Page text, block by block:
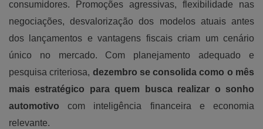
consumidores. Promoções agressivas, flexibilidade nas
negociações, desvalorização dos modelos atuais antes
dos lançamentos e vantagens fiscais criam um cenário
único no mercado. Com planejamento adequado e
pesquisa criteriosa, dezembro se consolida como o mês
mais estratégico para quem busca realizar o sonho
automotivocom inteligência financeira e economia
relevante.